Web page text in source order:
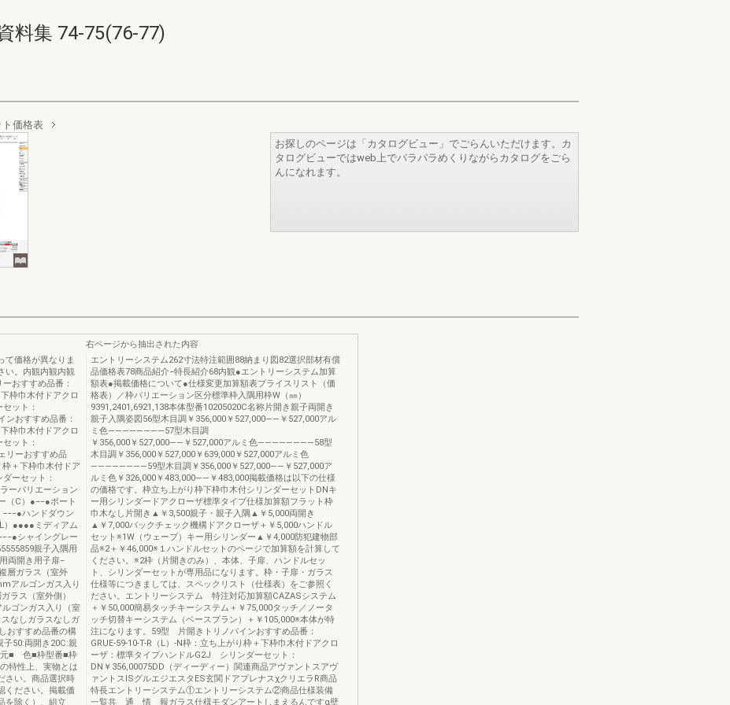
料集 74-75(76-77)
価格表
お探しのページは「カタログビュー」でごらんいただけます。カ
タログビューではweb上でパラパラめくりながらカタログをごら
んになれます。
て価格が異なりま
い。内観内観内観
おすすめ品番：
枠巾木付ドアクロ
ット：
おすすめ品番：
枠巾木付ドアクロ
ット：
リーおすすめ品
枠＋下枠巾木付ドア
ーセット：
ーバリエーション
（C）●−−●ポート
ハンドダウン
）●●●●ミディアム
シャイングレー
親子入隅用
両開き用子扉−
層ガラス（室外
アルゴンガス入り
ラス（室外側）
ゴンガス入り（室
なしガラスなしガ
おすすめ品番の構
子50:両開き20C:親
元■ 色■枠型番■枠
特性上、実物とは
さい。商品選択時
ください。掲載価
を除く）、組立
右ページから抽出された内容
エントリーシステム262寸法特注範囲88納まり図82選択部材有償
品価格表78商品紹介−特長紹介68内観●エントリーシステム加算
額表●掲載価格について●仕様変更加算額表プライスリスト（価
格表）／枠バリエーション区分標準枠入隅用枠W（㎜）
9391,2401,6921,138本体型番10205020C名称片開き親子両開き
親子入隅姿図56型木目調￥356,000￥527,000――￥527,000アル
ミ色――――――――57型木目調
￥356,000￥527,000――￥527,000アルミ色――――――――58型
木目調￥356,000￥527,000￥639,000￥527,000アルミ色
――――――――59型木目調￥356,000￥527,000――￥527,000ア
ルミ色￥326,000￥483,000――￥483,000掲載価格は以下の仕様
の価格です。枠立ち上がり枠下枠巾木付シリンダーセットDNキ
ー用シリンダードアクローザ標準タイプ仕様加算額フラット枠
巾木なし片開き▲￥3,500親子・親子入隅▲￥5,000両開き
▲￥7,000バックチェック機構ドアクローザ＋￥5,000ハンドル
セット※1W（ウェーブ）キー用シリンダー▲￥4,000防犯建物部
品※2＋￥46,000※１ハンドルセットのページで加算額を計算して
ください。※2枠（片開きのみ）、本体、子扉、ハンドルセッ
ト、シリンダーセットが専用品になります。枠・子扉・ガラス
仕様等につきましては、スペックリスト（仕様表）をご参照く
ださい。エントリーシステム 特注対応加算額CAZASシステム
＋￥50,000簡易タッチキーシステム＋￥75,000タッチ／ノータ
ッチ切替キーシステム（ベースプラン）＋￥105,000※本体が特
注になります。59型 片開きトリノパインおすすめ品番：
GRUE-59-10-T-R（L）-N枠：立ち上がり枠＋下枠巾木付ドアクロ
ーザ：標準タイプハンドルG2J シリンダーセット：
DN￥356,00075DD（ディーディー）関連商品アヴァントスアヴ
ァントスISグルエジエスタES玄関ドアプレナスχクリエラR商品
特長エントリーシステム①エントリーシステム②商品仕様装備
一覧共 通 情 報ガラス仕様モダンアートしまえるんですα壁